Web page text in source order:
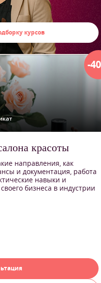
курсов
-
красоты
направления, как
и документация, работа
навыки и
бизнеса в индустрии